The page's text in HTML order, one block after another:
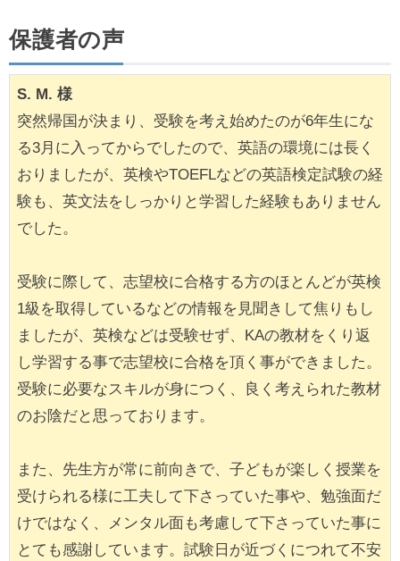
保護者の声
S. M. 様
突然帰国が決まり、受験を考え始めたのが6年生にな
る3月に入ってからでしたので、英語の環境には長く
おりましたが、英検やTOEFLなどの英語検定試験の経
験も、英文法をしっかりと学習した経験もありません
でした。
受験に際して、志望校に合格する方のほとんどが英検
1級を取得しているなどの情報を見聞きして焦りもし
ましたが、英検などは受験せず、KAの教材をくり返
し学習する事で志望校に合格を頂く事ができました。
受験に必要なスキルが身につく、良く考えられた教材
のお陰だと思っております。
また、先生方が常に前向きで、子どもが楽しく授業を
受けられる様に工夫して下さっていた事や、勉強面だ
けではなく、メンタル面も考慮して下さっていた事に
とても感謝しています。試験日が近づくにつれて不安